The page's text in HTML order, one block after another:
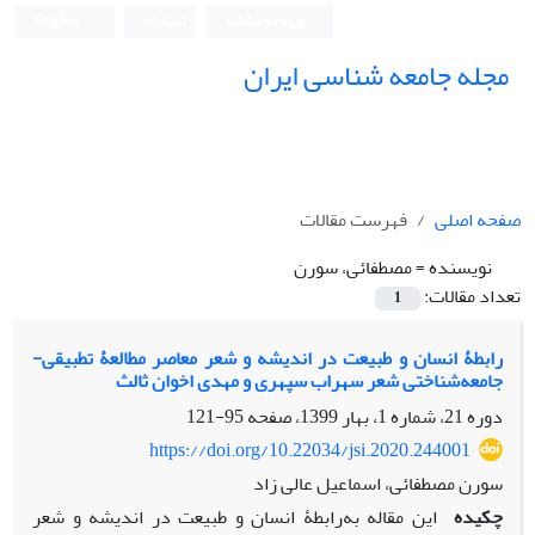
مجله جامعه شناسی ایران
صفحه اصلی
فهرست مقالات
نویسنده =مصطفائی، سورن
تعداد مقالات:
1
رابطۀ انسان و طبیعت در اندیشه و شعر معاصر مطالعۀ تطبیقی-
جامعه‌شناختی شعر سهراب سپهری و مهدی اخوان ثالث
دوره 21، شماره 1، بهار 1399، صفحه
95-121
https://doi.org/10.22034/jsi.2020.244001
سورن مصطفائی، اسماعیل عالی زاد
چکیده این مقاله به‌رابطۀ انسان و طبیعت در اندیشه و شعر